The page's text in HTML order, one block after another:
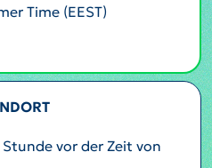
Time (EEST)
vor der Zeit von